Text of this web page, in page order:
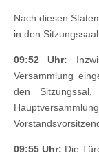
Nach diesen
in den Sitzungssaal.
09:52 Uhr:
Versammlung
den
09:55 Uhr: Die